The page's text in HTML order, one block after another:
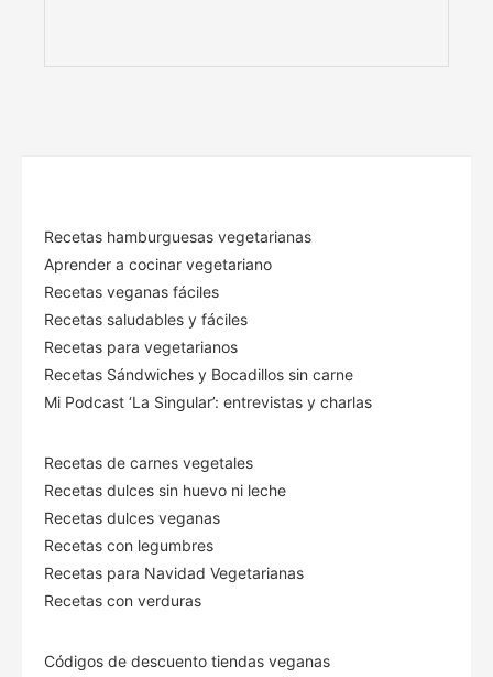
Recetas hamburguesas vegetarianas
Aprender a cocinar vegetariano
Recetas veganas fáciles
Recetas saludables y fáciles
Recetas para vegetarianos
Recetas Sándwiches y Bocadillos sin carne
Mi Podcast ‘La Singular’: entrevistas y charlas
Recetas de carnes vegetales
Recetas dulces sin huevo ni leche
Recetas dulces veganas
Recetas con legumbres
Recetas para Navidad Vegetarianas
Recetas con verduras
Códigos de descuento tiendas veganas